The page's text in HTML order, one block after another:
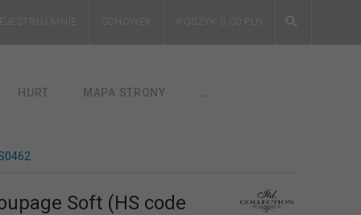
MNIE SCHOWEK KOSZYK
HURT MAPA STRONY
Soft (HS code